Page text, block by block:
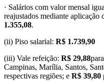
· Salários com valor mensal
reajustados mediante
1.355,08.
(ii) Piso salarial: R$ 1.739,90
(iii) Vale refeição: R$ 29,88
Campinas, Marília, Santos,
respectivas regiões; e R$ 39,80